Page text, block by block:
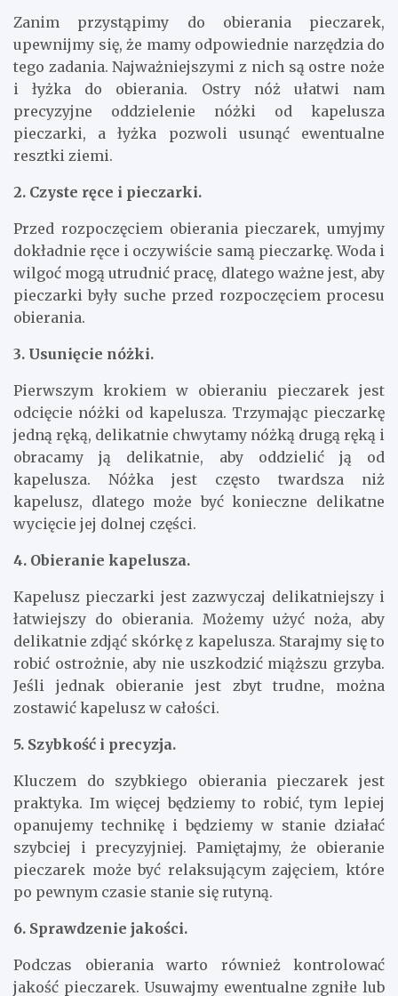
Zanim przystąpimy do obierania pieczarek,
upewnijmy się, że mamy odpowiednie narzędzia do
tego zadania. Najważniejszymi z nich są ostre noże
i łyżka do obierania. Ostry nóż ułatwi nam
precyzyjne oddzielenie nóżki od kapelusza
pieczarki, a łyżka pozwoli usunąć ewentualne
resztki ziemi.
2. Czyste ręce i pieczarki.
Przed rozpoczęciem obierania pieczarek, umyjmy
dokładnie ręce i oczywiście samą pieczarkę. Woda i
wilgoć mogą utrudnić pracę, dlatego ważne jest, aby
pieczarki były suche przed rozpoczęciem procesu
obierania.
3. Usunięcie nóżki.
Pierwszym krokiem w obieraniu pieczarek jest
odcięcie nóżki od kapelusza. Trzymając pieczarkę
jedną ręką, delikatnie chwytamy nóżką drugą ręką i
obracamy ją delikatnie, aby oddzielić ją od
kapelusza. Nóżka jest często twardsza niż
kapelusz, dlatego może być konieczne delikatne
wycięcie jej dolnej części.
4. Obieranie kapelusza.
Kapelusz pieczarki jest zazwyczaj delikatniejszy i
łatwiejszy do obierania. Możemy użyć noża, aby
delikatnie zdjąć skórkę z kapelusza. Starajmy się to
robić ostrożnie, aby nie uszkodzić miąższu grzyba.
Jeśli jednak obieranie jest zbyt trudne, można
zostawić kapelusz w całości.
5. Szybkość i precyzja.
Kluczem do szybkiego obierania pieczarek jest
praktyka. Im więcej będziemy to robić, tym lepiej
opanujemy technikę i będziemy w stanie działać
szybciej i precyzyjniej. Pamiętajmy, że obieranie
pieczarek może być relaksującym zajęciem, które
po pewnym czasie stanie się rutyną.
6. Sprawdzenie jakości.
Podczas obierania warto również kontrolować
jakość pieczarek. Usuwajmy ewentualne zgniłe lub